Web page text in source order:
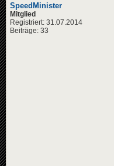
SpeedMinister
Mitglied
Registriert: 31.07.2014
Beiträge: 33